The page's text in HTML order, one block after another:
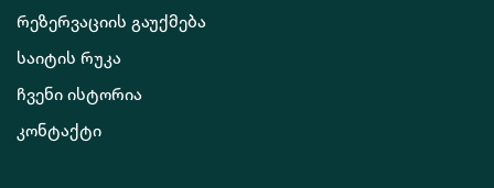
რეზერვაციის გაუქმება
საიტის რუკა
ჩვენი ისტორია
კონტაქტი